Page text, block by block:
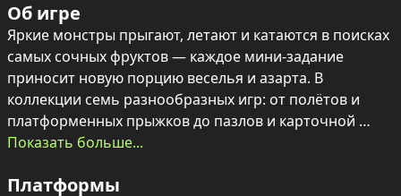
Об игре
Яркие монстры прыгают, летают и катаются в поисках
самых сочных фруктов — каждое мини‑задание
приносит новую порцию веселья и азарта. В
коллекции семь разнообразных игр: от полётов и
платформенных прыжков до пазлов и карточной
памяти, всё оформлено живой графикой и бодрой
Собранные фрукты конвертируются в коллекцию
Показать больше...
Платформы